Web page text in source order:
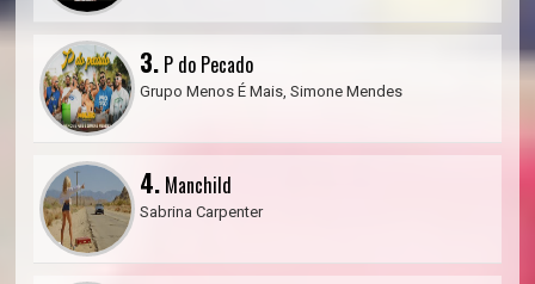
3. P do Pecado
Grupo Menos É Mais, Simone Mendes
4. Manchild
Sabrina Carpenter